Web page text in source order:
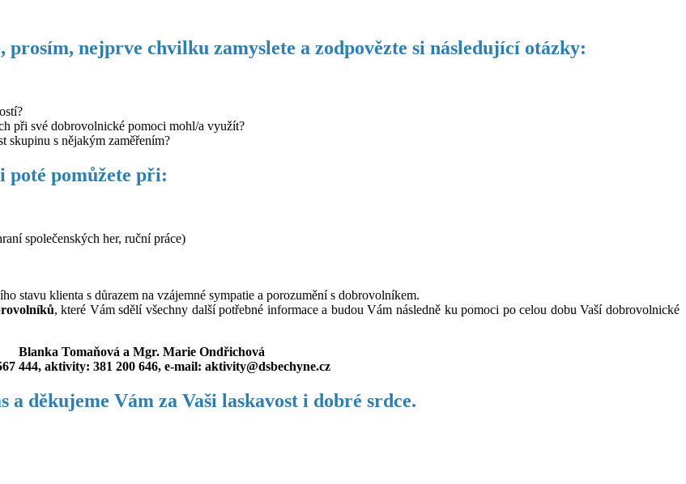
nejprve chvilku zamyslete a zodpovězte si následující otázky:
při své dobrovolnické pomoci mohl/a využít?
skupinu s nějakým zaměřením?
poté pomůžete při:
společenských her, ruční práce)
stavu klienta s důrazem na vzájemné sympatie a porozumění s dobrovolníkem.
, které Vám sdělí všechny další potřebné informace a budou Vám následně ku pomoci po celou dobu Vaší dobrovolnické
Blanka Tomaňová a Mgr. Marie Ondřichová
444, aktivity: 381 200 646, e-mail: aktivity@dsbechyne.cz
a děkujeme Vám za Vaši laskavost i dobré srdce.